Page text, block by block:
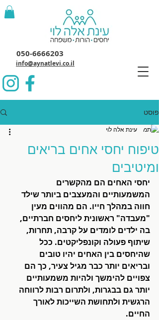
050-6666203
info@aynatlevi.co.il
פוסט
טיפוח יחסי אחים בריאים
ומיטיבים
עינת אלה לוי
יחסי האחים הם מהקשרים
המשמעותיים והמעצבים ביותר שילד
חווה במהלך חייו. הם מהווים מעין
"מעבדה" ראשונית ליחסים חברתיים,
בה ילדים לומדים על קרבה, תחרות,
שיתוף פעולה וקונפליקטים. ככל
שהיחסים בין האחים יהיו טובים
ובריאים יותר כבר מגיל צעיר, כך הם
צפויים להימשך ולהיות משמעותיים
יותר גם בבגרות, ולתרום רבות לרווחה
הרגשית ולתחושת השייכות לאורך
החיים.